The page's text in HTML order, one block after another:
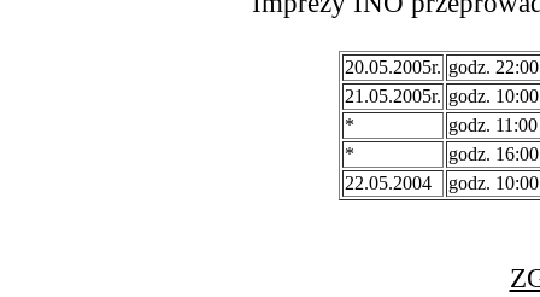
20.05.2005r. godz.
21.05.2005r. godz.
*
godz.
*
godz.
22.05.2004
godz.